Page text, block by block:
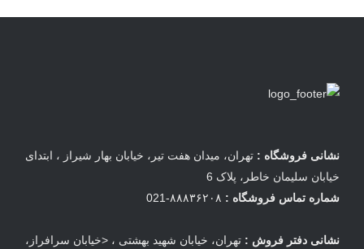
نشانی فروشگاه : تهران، میدان هفت تیر، خیابان بهار شیراز ، ابتدای
خیابان سلیمان خاطر، پلاک 6
شماره تماس فروشگاه :
نشانی دفتر فروش : تهران، خیابان شهید بهشتی ، <خیابان سرافراز،